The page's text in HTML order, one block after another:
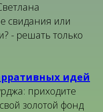
свидания или
- решать только
идей
приходите
золотой фонд